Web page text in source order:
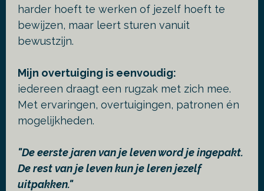
harder hoeft te werken of jezelf hoeft te
bewijzen, maar leert sturen vanuit
bewustzijn.
Mijn overtuiging is eenvoudig:
iedereen draagt een rugzak met zich mee.
Met ervaringen, overtuigingen, patronen én
mogelijkheden.
"De eerste jaren van je leven word je ingepakt.
De rest van je leven kun je leren jezelf
uitpakken."